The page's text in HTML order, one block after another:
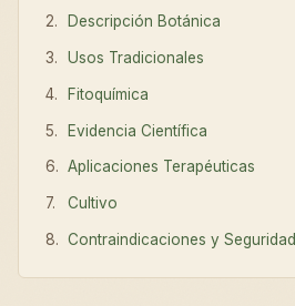
Descripción Botánica
Usos Tradicionales
Fitoquímica
Evidencia Científica
Aplicaciones Terapéuticas
Cultivo
Contraindicaciones y Seguridad